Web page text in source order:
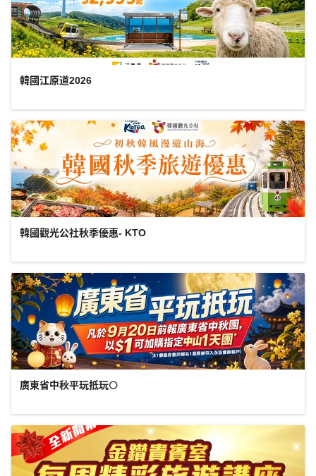
韓國江原道2026
韓國觀光公社秋季優惠- KTO
廣東省中秋平玩抵玩🌕